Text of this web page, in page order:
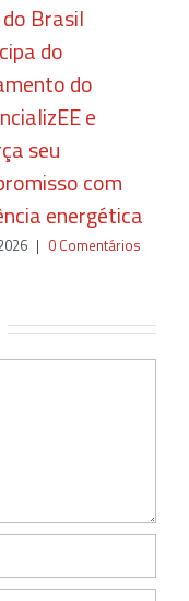
Brasil
do
do
e
seu
com
energética
| 0 Comentários